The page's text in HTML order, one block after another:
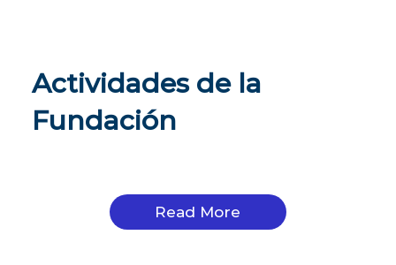
Actividades de la
Fundación
Read More